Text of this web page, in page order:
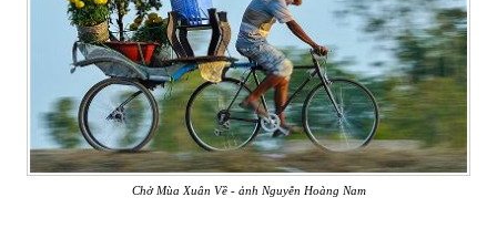
Chở Mùa Xuân Về - ảnh Nguyễn Hoàng Nam